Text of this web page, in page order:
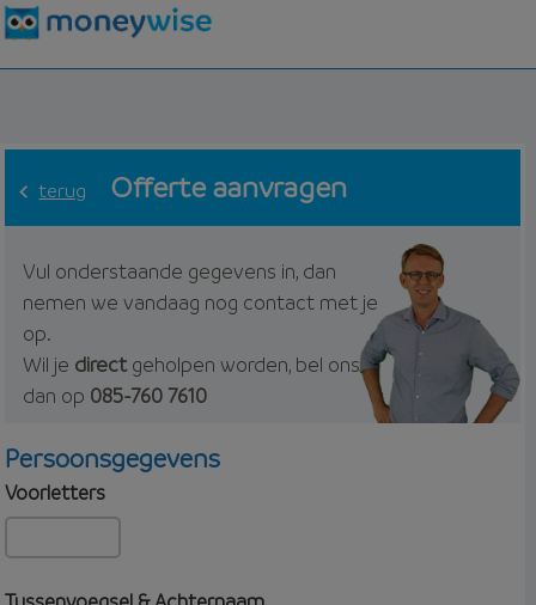
terug Offerte aanvragen
Vul onderstaande gegevens in, dan
nemen we vandaag nog contact met je
op.
Wil je directgeholpen worden, bel ons
dan op 085-760 7610
Persoonsgegevens
Voorletters